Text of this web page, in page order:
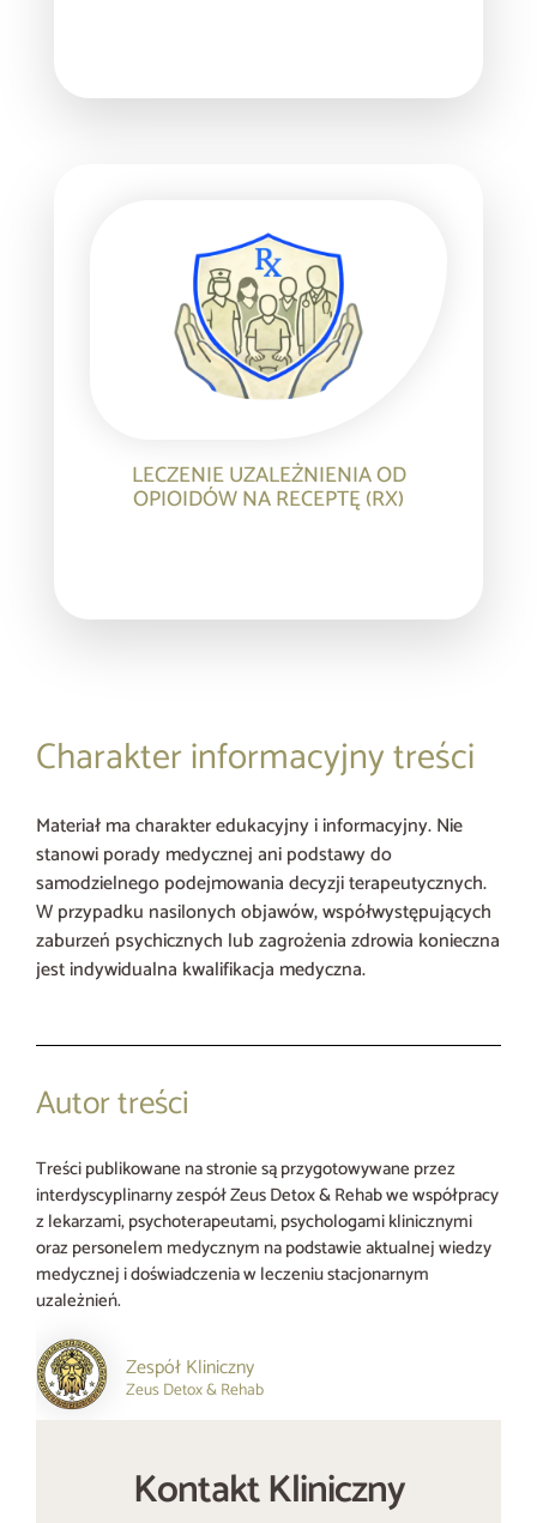
LECZENIE UZALEŻNIENIA OD
OPIOIDÓW NA RECEPTĘ (RX)
Charakter informacyjny treści
Materiał ma charakter edukacyjny i informacyjny. Nie
stanowi porady medycznej ani podstawy do
samodzielnego podejmowania decyzji terapeutycznych.
W przypadku nasilonych objawów, współwystępujących
zaburzeń psychicznych lub zagrożenia zdrowia konieczna
jest indywidualna kwalifikacja medyczna.
Autor treści
Treści publikowane na stronie są przygotowywane przez
interdyscyplinarny zespół Zeus Detox & Rehab we współpracy
z lekarzami, psychoterapeutami, psychologami klinicznymi
oraz personelem medycznym na podstawie aktualnej wiedzy
medycznej i doświadczenia w leczeniu stacjonarnym
uzależnień.
Zespół Kliniczny
Zeus Detox & Rehab
Kontakt Kliniczny